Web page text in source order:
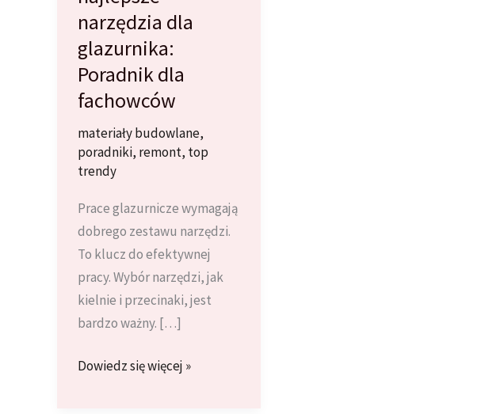
narzędzia dla
glazurnika:
Poradnik dla
fachowców
materiały budowlane,
poradniki, remont, top
trendy
Prace glazurnicze wymagają
dobrego zestawu narzędzi.
To klucz do efektywnej
pracy. Wybór narzędzi, jak
kielnie i przecinaki, jest
bardzo ważny. […]
Jak
Dowiedz się więcej »